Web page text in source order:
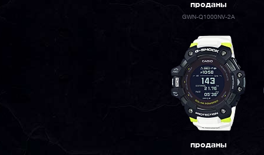
проданы
GWN-Q1000NV-2A
проданы